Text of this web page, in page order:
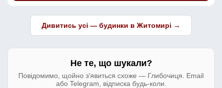
Дивитись усі — будинки в Житомирі →
Не те, що шукали?
Повідомимо, щойно з'явиться схоже — Глибочиця. Email
або Telegram, відписка будь-коли.